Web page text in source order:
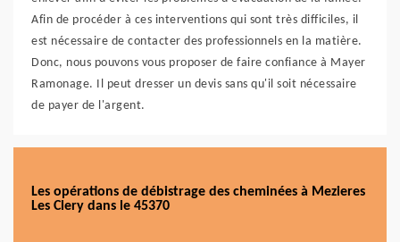
Afin de procéder à ces interventions qui sont très difficiles, il
est nécessaire de contacter des professionnels en la matière.
Donc, nous pouvons vous proposer de faire confiance à Mayer
Ramonage. Il peut dresser un devis sans qu'il soit nécessaire
de payer de l'argent.
Les opérations de débistrage des cheminées à Mezieres
Les Clery dans le 45370